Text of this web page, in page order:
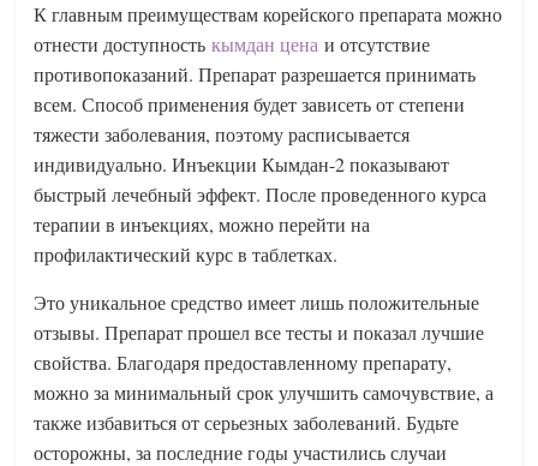
К главным преимуществам корейского препарата можно
отнести доступностькымдан цена и отсутствие
противопоказаний. Препарат разрешается принимать
всем. Способ применения будет зависеть от степени
тяжести заболевания, поэтому расписывается
индивидуально. Инъекции Кымдан-2 показывают
быстрый лечебный эффект. После проведенного курса
терапии в инъекциях, можно перейти на
профилактический курс в таблетках.
Это уникальное средство имеет лишь положительные
отзывы. Препарат прошел все тесты и показал лучшие
свойства. Благодаря предоставленному препарату,
можно за минимальный срок улучшить самочувствие, а
также избавиться от серьезных заболеваний. Будьте
осторожны, за последние годы участились случаи